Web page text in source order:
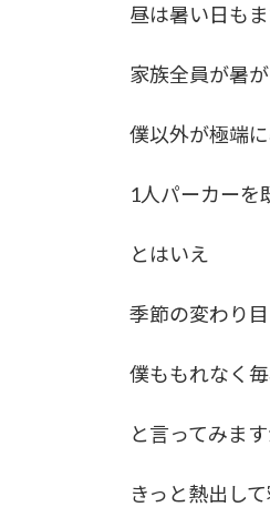
昼は暑い日も
家族全員が暑
僕以外が極端
1人パーカーを
とはいえ
季節の変わり
僕ももれなく
と言ってみま
きっと熱出し